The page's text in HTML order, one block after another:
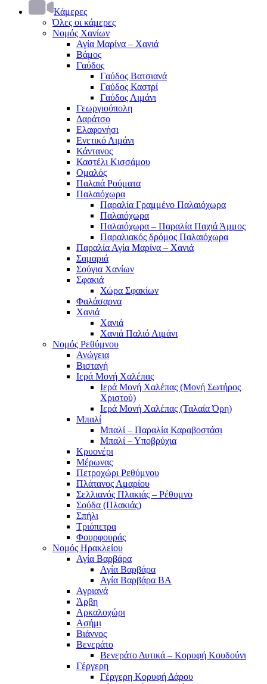
Κάμερες
Όλες οι κάμερες
Νομός Χανίων
Αγία Μαρίνα – Χανιά
Βάμος
Γαύδος
Γαύδος Βατσιανά
Γαύδος Καστρί
Γαύδος Λιμάνι
Γεωργιούπολη
Δαράτσο
Ελαφονήσι
Ενετικό Λιμάνι
Κάντανος
Καστέλι Κισσάμου
Ομαλός
Παλαιά Ρούματα
Παλαιόχωρα
Παραλία Γραμμένο Παλαιόχωρα
Παλαιόχωρα
Παλαιόχωρα – Παραλία Παχιά Άμμος
Παραλιακός δρόμος Παλαιόχωρα
Παραλία Αγία Μαρίνα – Χανιά
Σαμαριά
Σούγια Χανίων
Σφακιά
Χώρα Σφακίων
Φαλάσαρνα
Χανιά
Χανιά
Χανιά Παλιό Λιμάνι
Νομός Ρεθύμνου
Ανώγεια
Βισταγή
Ιερά Μονή Χαλέπας
Ιερά Μονή Χαλέπας (Μονή Σωτήρος
Χριστού)
Ιερά Μονή Χαλέπας (Ταλαία Όρη)
Μπαλί
Μπαλί – Παραλία Καραβοστάσι
Μπαλί – Υποβρύχια
Κρυονέρι
Μέρωνας
Πετροχώρι Ρεθύμνου
Πλάτανος Αμαρίου
Σελλιανός Πλακιάς – Ρέθυμνο
Σούδα (Πλακιάς)
Σπήλι
Τριόπετρα
Φουρφουράς
Νομός Ηρακλείου
Αγία Βαρβάρα
Αγία Βαρβάρα
Αγία Βαρβάρα ΒΑ
Αγριανά
Άρβη
Αρκαλοχώρι
Ασήμι
Βιάννος
Βενεράτο
Βενεράτο Δυτικά – Κορυφή Κουδούνι
Γέργερη
Γέργερη Κορυφή Δάρου